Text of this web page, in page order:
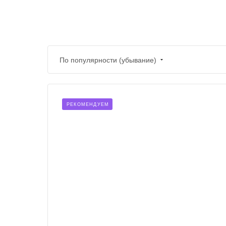
По популярности (убывание)
РЕКОМЕНДУЕМ